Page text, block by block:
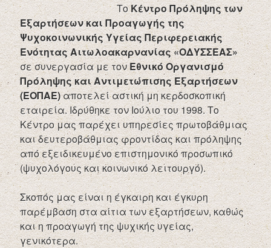
ΤοΚέντρο Πρόληψης των
Εξαρτήσεων και Προαγωγής της
Ψυχοκοινωνικής Υγείας Περιφερειακής
Ενότητας Αιτωλοακαρνανίας «ΟΔΥΣΣΕΑΣ»
σε συνεργασία με τονΕθνικό Οργανισμό
Πρόληψης και Αντιμετώπισης Εξαρτήσεων
(ΕΟΠΑΕ)αποτελεί αστική μη κερδοσκοπική
εταιρεία. Ιδρύθηκε τον Ιούλιο του 1998. Το
Κέντρο μας παρέχει υπηρεσίες πρωτοβάθμιας
και δευτεροβάθμιας φροντίδας και πρόληψης
από εξειδικευμένο επιστημονικό προσωπικό
(ψυχολόγους και κοινωνικό λειτουργό).
Σκοπός μας είναι η έγκαιρη και έγκυρη
παρέμβαση στα αίτια των εξαρτήσεων, καθώς
και η προαγωγή της ψυχικής υγείας,
γενικότερα.